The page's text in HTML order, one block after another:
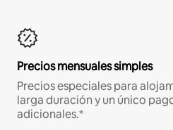
Precios mensuales simples
Precios especiales para
larga duración y un único
adicionales.*